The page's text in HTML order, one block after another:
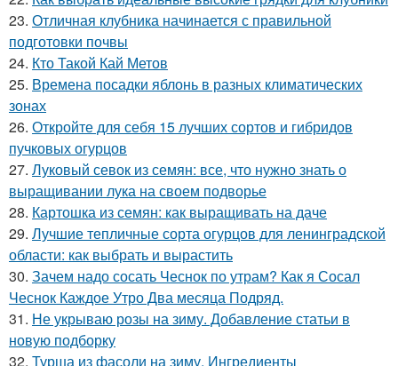
23. Отличная клубника начинается с правильной
подготовки почвы
24. Кто Такой Кай Метов
25. Времена посадки яблонь в разных климатических
зонах
26. Откройте для себя 15 лучших сортов и гибридов
пучковых огурцов
27. Луковый севок из семян: все, что нужно знать о
выращивании лука на своем подворье
28. Картошка из семян: как выращивать на даче
29. Лучшие тепличные сорта огурцов для ленинградской
области: как выбрать и вырастить
30. Зачем надо сосать Чеснок по утрам? Как я Сосал
Чеснок Каждое Утро Два месяца Подряд.
31. Не укрываю розы на зиму. Добавление статьи в
новую подборку
32. Турша из фасоли на зиму. Ингредиенты